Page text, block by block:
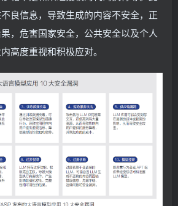
良信息，导致生成的内容不安全，正
，危害国家安全，公共安全以及个人
高度重视和积极应对。